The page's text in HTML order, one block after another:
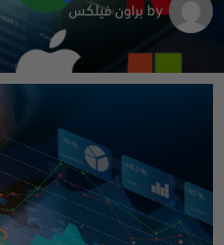
by براون فيلكس